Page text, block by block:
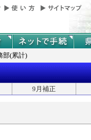
部(累計)
9月補正